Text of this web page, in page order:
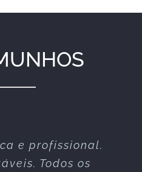
e profissional.
Todos os
nos vários
já realizaram